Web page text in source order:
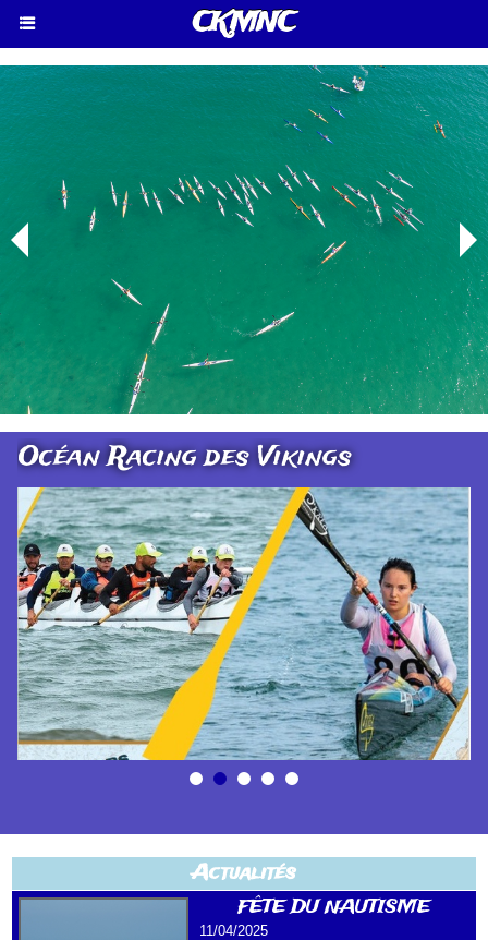
CKMNC
Océan Racing des Vikings
Actualités
FÊTE DU NAUTISME
11/04/2025